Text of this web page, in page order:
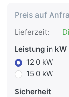
Preis auf
Lieferzeit:
Leistung in kW
12,0 kW
15,0 kW
Sicherheit